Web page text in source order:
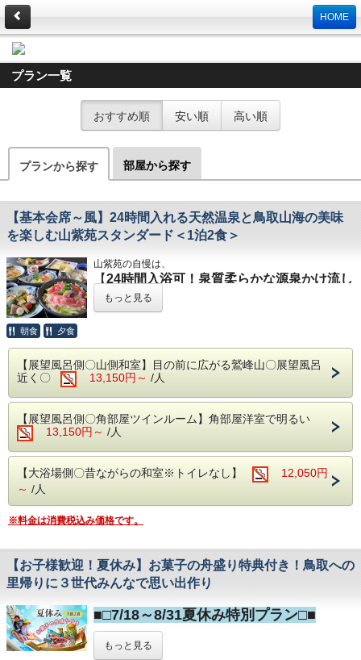
HOME
プラン一覧
おすすめ順 安い順 高い順
プランから探す 部屋から探す
【基本会席～風】24時間入れる天然温泉と鳥取山海の美味
を楽しむ山紫苑スタンダード＜1泊2食＞
山紫苑の自慢は、
【24時間入浴可！泉質柔らかな源泉かけ流し
天然温泉】
【国民宿舎のレベルを超えた会席料理
ドプランです。
＝＝＝＝＝
昔ながらの田園風景と、レトロで懐かしい昭和の名残を
今に残す、「田舎の理想郷」を目指して、
おかげさまで50周年を迎えました。
【ご夕食】季節の会席料理＜風コース＞
先付/前菜/造り/台物/温物/揚げ物/吸物/水物
・夕食17：30～19：00（最終開始19：00）
※ご到着が18時を過ぎる場合はご連絡をお願いします。
【ご朝食】 和朝食
地元・鹿野産コシヒカリに料理長のこだわりが光る副菜小鉢
の数々。
実なべ」もご賞味ください。
セルフサービスのホットコーヒーはおかわり自由です。
※幼児のお子様も大人同様のご朝食です
もっと見る
朝食 夕食
【展望風呂側〇山側和室】目の前に広がる鷲峰山〇展望風呂
近く〇
13,150円～ /人
【展望風呂側〇角部屋ツインルーム】角部屋洋室で明るい
13,150円～ /人
【大浴場側〇昔ながらの和室※トイレなし】
12,050円
～ /人
※料金は消費税込み価格です。
【お子様歓迎！夏休み】お菓子の舟盛り特典付き！鳥取への
里帰りに３世代みんなで思い出作り
■□7/18～8/31夏休み特別プラン□■
【当プラン限定おこさま特典】
・ご夕食時、お菓子の舟盛りプレゼント！（1予約につき1
もっと見る